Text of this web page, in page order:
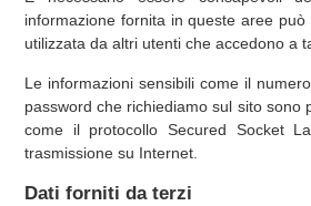
informazione fornita in queste aree
utilizzata da altri utenti che accedono a
Le informazioni sensibili come il
password che richiediamo sul sito sono
come il protocollo Secured Socket
trasmissione su Internet.
Dati forniti da terzi